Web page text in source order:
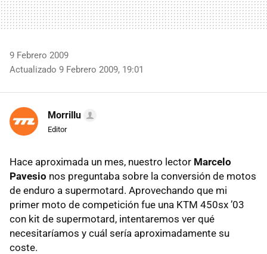
9 Febrero 2009
Actualizado 9 Febrero 2009, 19:01
Morrillu
Editor
Hace aproximada un mes, nuestro lector Marcelo
Pavesio nos preguntaba sobre la conversión de motos
de enduro a supermotard. Aprovechando que mi
primer moto de competición fue una KTM 450sx ’03
con kit de supermotard, intentaremos ver qué
necesitaríamos y cuál sería aproximadamente su
coste.